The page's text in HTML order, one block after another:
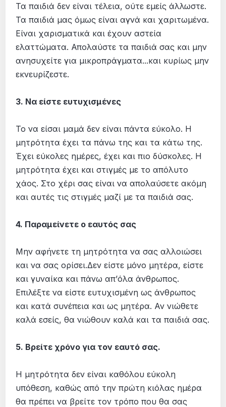
Τα παιδιά δεν είναι τέλεια, ούτε εμείς άλλωστε.
Τα παιδιά μας όμως είναι αγνά και χαριτωμένα.
Είναι χαρισματικά και έχουν αστεία
ελαττώματα. Απολαύστε τα παιδιά σας και μην
ανησυχείτε για μικροπράγματα...και κυρίως μην
εκνευρίζεστε.
3. Να είστε ευτυχισμένες
Το να είσαι μαμά δεν είναι πάντα εύκολο. Η
μητρότητα έχει τα πάνω της και τα κάτω της.
Έχει εύκολες ημέρες, έχει και πιο δύσκολες. Η
μητρότητα έχει και στιγμές με το απόλυτο
χάος. Στο χέρι σας είναι να απολαύσετε ακόμη
και αυτές τις στιγμές μαζί με τα παιδιά σας.
4. Παραμείνετε ο εαυτός σας
Μην αφήνετε τη μητρότητα να σας αλλοιώσει
και να σας ορίσει.Δεν είστε μόνο μητέρα, είστε
και γυναίκα και πάνω απ’όλα άνθρωπος.
Επιλέξτε να είστε ευτυχισμένη ως άνθρωπος
και κατά συνέπεια και ως μητέρα. Αν νιώθετε
καλά εσείς, θα νιώθουν καλά και τα παιδιά σας.
5. Βρείτε χρόνο για τον εαυτό σας.
Η μητρότητα δεν είναι καθόλου εύκολη
υπόθεση, καθώς από την πρώτη κιόλας ημέρα
θα πρέπει να βρείτε τον τρόπο που θα σας